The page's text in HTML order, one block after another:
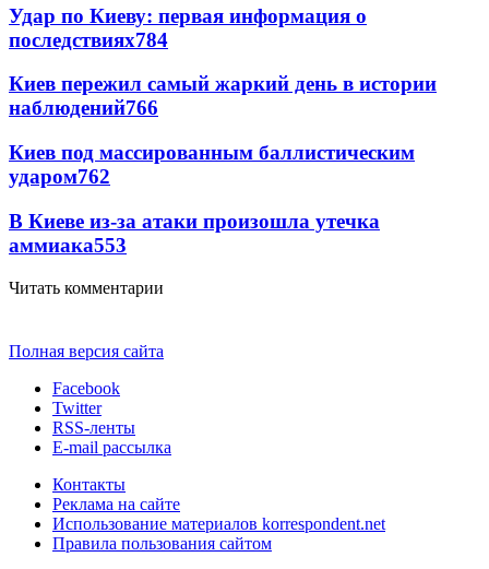
Удар по Киеву: первая информация о
последствиях784
Киев пережил самый жаркий день в истории
наблюдений766
Киев под массированным баллистическим
ударом762
В Киеве из-за атаки произошла утечка
аммиака553
Читать комментарии
Полная версия сайта
Facebook
Twitter
RSS-ленты
E-mail рассылка
Контакты
Реклама на сайте
Использование материалов korrespondent.net
Правила пользования сайтом